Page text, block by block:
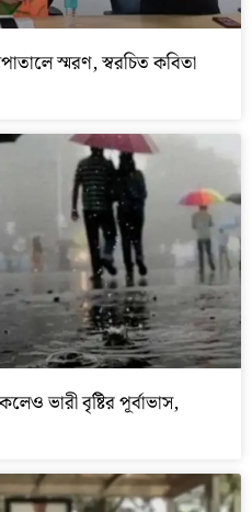
স্মরণ, স্বরচিত কবিতা
ভারী বৃষ্টির পূর্বাভাস,